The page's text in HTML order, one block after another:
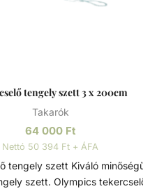
tengely szett 3 x 200cm
Takarók
64 000 Ft
Nettó 50 394 Ft + ÁFA
szett Kiváló minőségű
szett. Olympics